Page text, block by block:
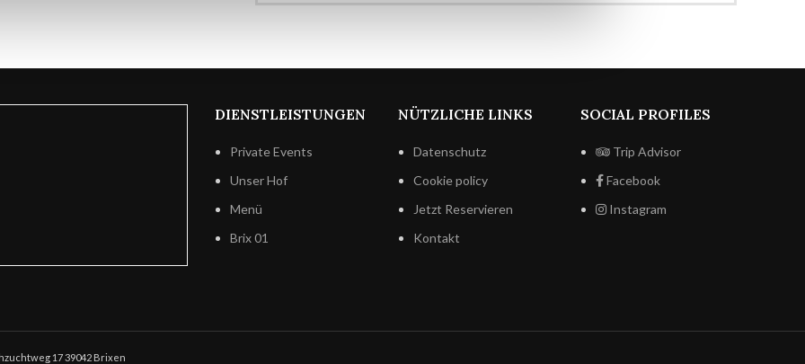
DIENSTLEISTUNGEN
Private Events
Unser Hof
Menü
Brix 01
NÜTZLICHE LINKS
Datenschutz
Cookie policy
Jetzt Reservieren
Kontakt
SOCIAL PROFILES
Trip Advisor
Facebook
Instagram
17 39042 Brixen